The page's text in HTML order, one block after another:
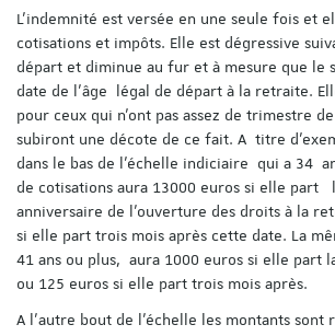
L’indemnité est versée en une seule fois et
cotisations et impôts. Elle est dégressive
départ et diminue au fur et à mesure que le
date de l’âge légal de départ à la retraite.
pour ceux qui n’ont pas assez de trimestre
subiront une décote de ce fait. A titre
dans le bas de l’échelle indiciaire qui a 34
de cotisations aura 13000 euros si elle part
anniversaire de l’ouverture des droits à la
si elle part trois mois après cette date. La
41 ans ou plus, aura 1000 euros si elle part
ou 125 euros si elle part trois mois après.
A l’autre bout de l’échelle les montants sont